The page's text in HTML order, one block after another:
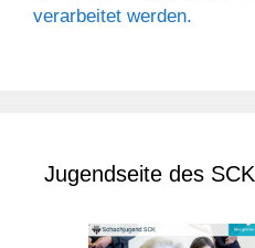
verarbeitet werden.
Jugendseite des SCK